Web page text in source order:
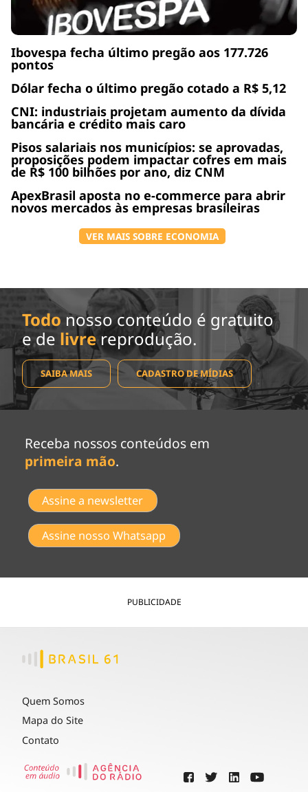
Ibovespa fecha último pregão aos 177.726
pontos
Dólar fecha o último pregão cotado a R$ 5,12
CNI: industriais projetam aumento da dívida
bancária e crédito mais caro
Pisos salariais nos municípios: se aprovadas,
proposições podem impactar cofres em mais
de R$ 100 bilhões por ano, diz CNM
ApexBrasil aposta no e-commerce para abrir
novos mercados às empresas brasileiras
VER MAIS SOBRE ECONOMIA
Todo nosso conteúdo é gratuito
e de livrereprodução.
SAIBA MAIS CADASTRO DE MÍDIAS
Receba nossos conteúdos em
primeira mão.
Assine a newsletter
Assine nosso Whatsapp
PUBLICIDADE
Quem Somos
Mapa do Site
Contato